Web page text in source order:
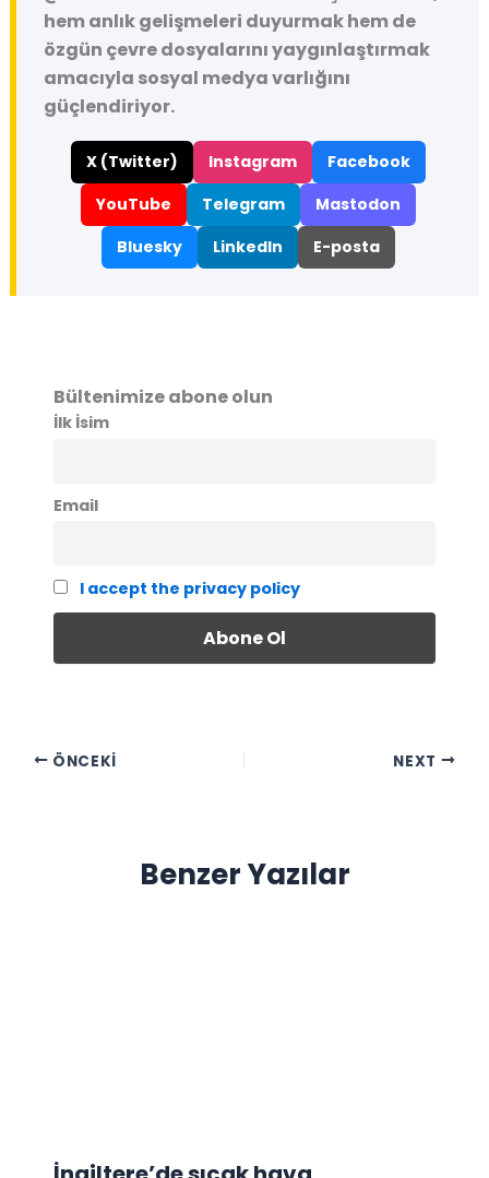
hem anlık gelişmeleri duyurmak hem de
özgün çevre dosyalarını yaygınlaştırmak
amacıyla sosyal medya varlığını
güçlendiriyor.
X (Twitter) Instagram
Facebook
YouTube
Telegram
Mastodon
Bluesky
LinkedIn E-posta
Bültenimize abone olun
İlk İsim
Email
I accept the privacy policy
ÖNCEKI NEXT
Benzer Yazılar